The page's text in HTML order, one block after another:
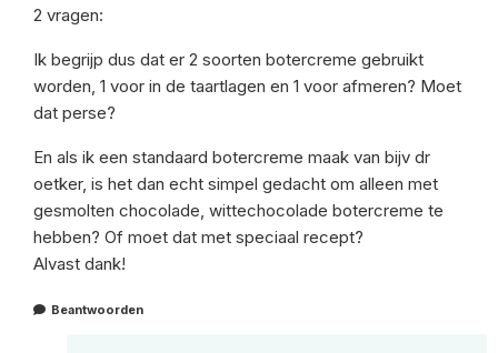
2 vragen:
Ik begrijp dus dat er 2 soorten botercreme gebruikt
worden, 1 voor in de taartlagen en 1 voor afmeren? Moet
dat perse?
En als ik een standaard botercreme maak van bijv dr
oetker, is het dan echt simpel gedacht om alleen met
gesmolten chocolade, wittechocolade botercreme te
hebben? Of moet dat met speciaal recept?
Alvast dank!
Beantwoorden